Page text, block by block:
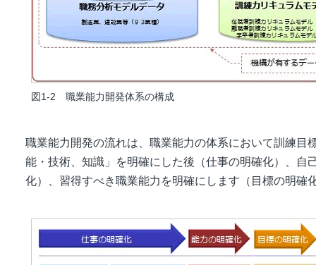
図1-2 職業能力開発体系の構成
職業能力開発の流れは、職業能力の体系において訓練目
能・技術、知識」を明確にした後（仕事の明確化）、
化）、習得すべき職業能力を明確にします（目標の明確